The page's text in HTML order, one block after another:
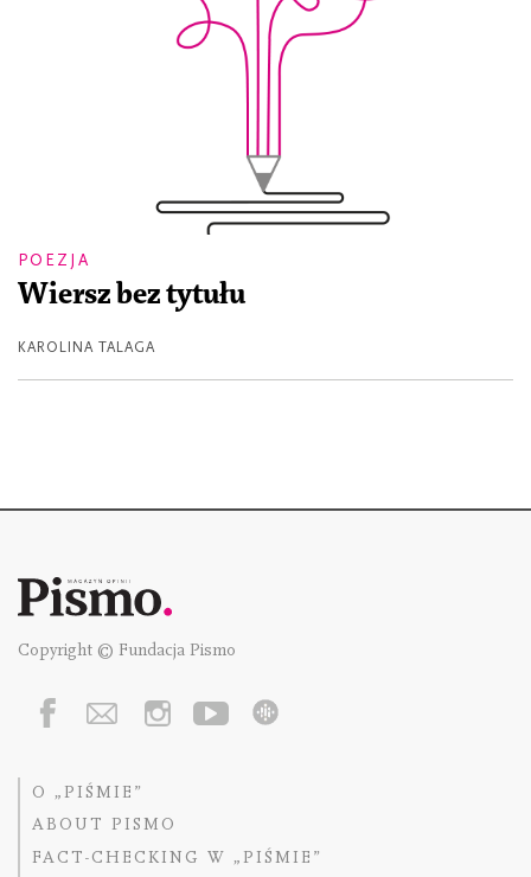
POEZJA
Wiersz bez tytułu
KAROLINA TALAGA
Copyright © Fundacja Pismo
O „PIŚMIE”
ABOUT PISMO
FACT-CHECKING W „PIŚMIE”